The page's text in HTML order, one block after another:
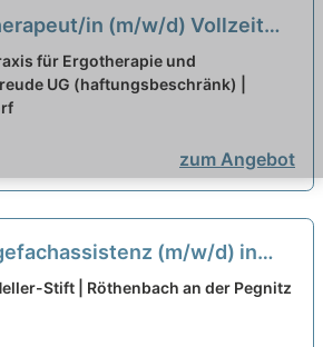
in (m/w/d) Vollzeit
neu
für Ergotherapie und
UG (haftungsbeschränk) |
zum Angebot
(m/w/d) in
- Hier finden Sie Ihren Job
Stift | Röthenbach an der Pegnitz